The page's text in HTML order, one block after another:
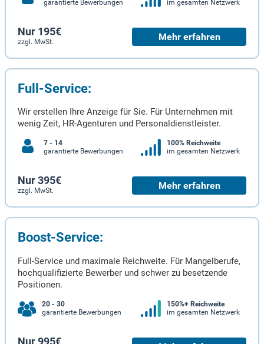
garantierte Bewerbungen
im gesamten Netzwerk
Nur 195€
zzgl. MwSt. Mehr erfahren
Full-Service:
Wir erstellen Ihre Anzeige für Sie. Für Unternehmen mit
wenig Zeit, HR-Agenturen und Personaldienstleister.
7 - 14
garantierte Bewerbungen
100% Reichweite
im gesamten Netzwerk
Nur 395€
zzgl. MwSt. Mehr erfahren
Boost-Service:
Full-Service und maximale Reichweite. Für Mangelberufe,
hochqualifizierte Bewerber und schwer zu besetzende
Positionen.
20 - 30
garantierte Bewerbungen
150%+ Reichweite
im gesamten Netzwerk